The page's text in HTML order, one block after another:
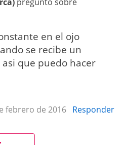
en el ojo
se recibe un
que puedo hacer
febrero de 2016 Responder